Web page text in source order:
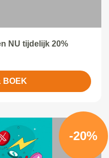
NU tijdelijk 20%
BOEK
-20%